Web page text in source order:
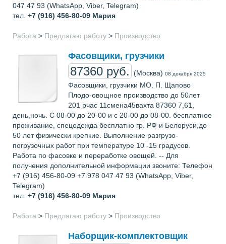
047 47 93 (WhatsApp, Viber, Telegram)
тел. +7 (916) 456-80-09 Мария
Работа > Предлагаю работу > Производство
Фасовщики, грузчики
87360 руб. (Москва) 08 декабря 2025
Фасовщики, грузчики МО. П. Щапово
Плодо-овощное производство до 50лет
201 рчас 11смена45вахта 87360 7,61,
день,ночь. С 08-00 до 20-00 и с 20-00 до 08-00. бесплатное
проживание, спецодежда бесплатно гр. РФ и Белоруси,до
50 лет физически крепкие. Выполнение разгрузо-
погрузочных работ при температуре 10 -15 градусов.
Работа по фасовке и переработке овощей. -- Для
получения дополнительной информации звоните: Телефон
+7 (916) 456-80-09 +7 978 047 47 93 (WhatsApp, Viber,
Telegram)
тел. +7 (916) 456-80-09 Мария
Работа > Предлагаю работу > Производство
Наборщик-комплектовщик